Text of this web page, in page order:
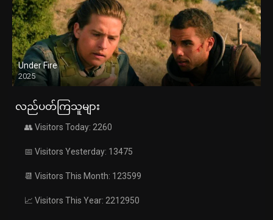
Under Fire
2025
လည်ပတ်ကြသူများ
👥 Visitors Today: 2260
📅 Visitors Yesterday: 13475
📆 Visitors This Month: 123599
📈 Visitors This Year: 2212950